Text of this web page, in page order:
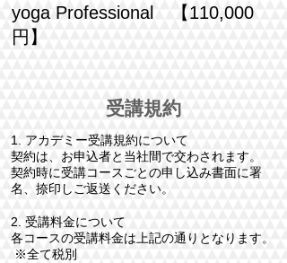
yoga Professional
【110,000
円】
受講規約
1. アカデミー受講規約について
契約は、お申込者と当社間で交わされます。
契約時に受講コースごとの申し込み書面に署
名、捺印しご返送ください。
2. 受講料金について
各コースの受講料金は上記の通りとなります。
※全て税別